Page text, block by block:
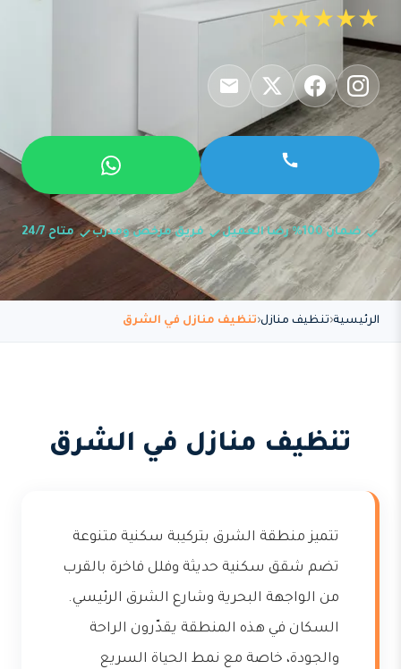
★★★★★
ضمان 100% رضا العميل فريق مرخص ومدرب متاح 24/7
الرئيسية تنظيف منازل تنظيف منازل في الشرق
تنظيف منازل في الشرق
تتميز منطقة الشرق بتركيبة سكنية متنوعة
تضم شقق سكنية حديثة وفلل فاخرة بالقرب
من الواجهة البحرية وشارع الشرق الرئيسي.
السكان في هذه المنطقة يقدّرون الراحة
والجودة، خاصة مع نمط الحياة السريع